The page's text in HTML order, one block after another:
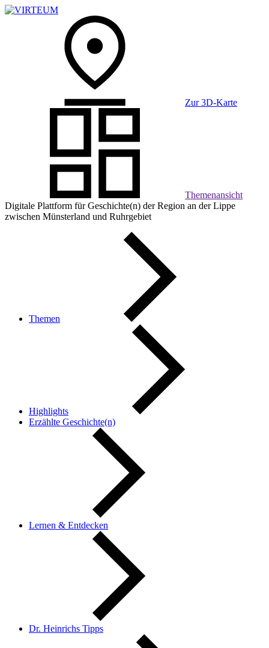
Zur 3D-Karte
Themen­ansicht
Digitale Plattform für Geschichte(n) der Region an der Lippe
zwischen Münsterland und Ruhrgebiet
Themen
Highlights
Erzählte Geschichte(n)
Lernen & Entdecken
Dr. Heinrichs Tipps